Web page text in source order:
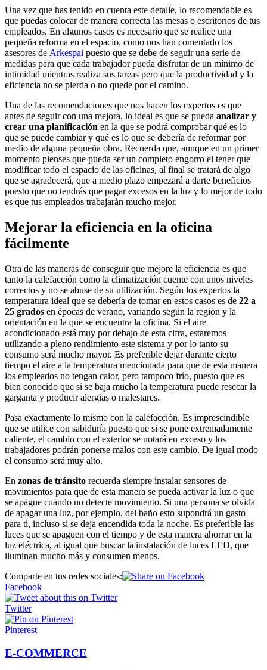
Una vez que has tenido en cuenta este detalle, lo recomendable es
que puedas colocar de manera correcta las mesas o escritorios de tus
empleados. En algunos casos es necesario que se realice una
pequeña reforma en el espacio, como nos han comentado los
asesores de Arkespai puesto que se debe de seguir una serie de
medidas para que cada trabajador pueda disfrutar de un mínimo de
intimidad mientras realiza sus tareas pero que la productividad y la
eficiencia no se pierda o no quede por el camino.
Una de las recomendaciones que nos hacen los expertos es que
antes de seguir con una mejora, lo ideal es que se pueda analizar y
crear una planificación en la que se podrá comprobar qué es lo
que se puede cambiar y qué es lo que se debería de reformar por
medio de alguna pequeña obra. Recuerda que, aunque en un primer
momento pienses que pueda ser un completo engorro el tener que
modificar todo el espacio de las oficinas, al final se tratará de algo
que se agradecerá, que a medio plazo empezará a darte beneficios
puesto que no tendrás que pagar excesos en la luz y lo mejor de todo
es que tus empleados trabajarán mucho mejor.
Mejorar la eficiencia en la oficina
fácilmente
Otra de las maneras de conseguir que mejore la eficiencia es que
tanto la calefacción como la climatización cuente con unos niveles
correctos y no se abuse de su utilización. Según los expertos la
temperatura ideal que se debería de tomar en estos casos es de 22 a
25 grados en épocas de verano, variando según la región y la
orientación en la que se encuentra la oficina. Si el aire
acondicionado está muy por debajo de esta cifra, estaremos
utilizando a pleno rendimiento este sistema y por lo tanto su
consumo será mucho mayor. Es preferible dejar durante cierto
tiempo el aire a la temperatura mencionada para que de esta manera
los empleados no tengan calor, pero tampoco frío, puesto que es
bien conocido que si se baja mucho la temperatura puede resecar la
garganta y producir alergias o malestares.
Pasa exactamente lo mismo con la calefacción. Es imprescindible
que se utilice con sabiduría puesto que si se pone extremadamente
caliente, el cambio con el exterior se notará en exceso y los
trabajadores podrán ponerse malos con este cambio. De igual modo
el consumo será muy alto.
En zonas de tránsito recuerda siempre instalar sensores de
movimientos para que de esta manera se pueda activar la luz o que
se apague cuando no detecte movimiento. Si una persona se olvida
de apagar una luz, por ejemplo, del baño esto supondrá un gasto
para ti, incluso si se deja encendida toda la noche. Es preferible las
luces que se apaguen con el tiempo y de esta manera ahorrar en la
luz eléctrica, al igual que buscar la instalación de luces LED, que
iluminan mucho más y consumen menos.
Comparte en tus redes sociales:
Facebook
Twitter
Pinterest
E-COMMERCE